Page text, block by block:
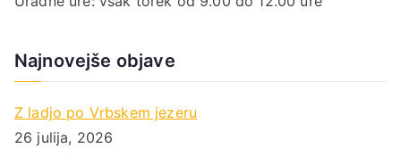
Najnovejše objave
Z ladjo po Vrbskem jezeru
26 julija, 2026